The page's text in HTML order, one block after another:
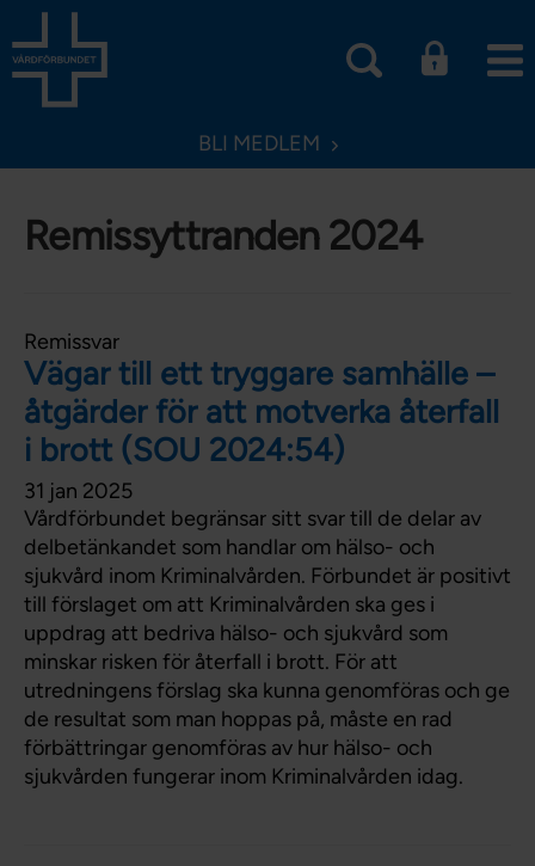
BLI MEDLEM
Remissyttranden 2024
Remissvar
Vägar till ett tryggare samhälle –
åtgärder för att motverka återfall
i brott (SOU 2024:54)
31 jan 2025
Vårdförbundet begränsar sitt svar till de delar av
delbetänkandet som handlar om hälso- och
sjukvård inom Kriminalvården. Förbundet är positivt
till förslaget om att Kriminalvården ska ges i
uppdrag att bedriva hälso- och sjukvård som
minskar risken för återfall i brott. För att
utredningens förslag ska kunna genomföras och ge
de resultat som man hoppas på, måste en rad
förbättringar genomföras av hur hälso- och
sjukvården fungerar inom Kriminalvården idag.